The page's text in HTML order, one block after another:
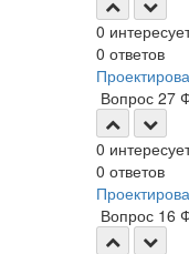
0
0 ответов
Вопрос 27
0
0 ответов
Вопрос 16